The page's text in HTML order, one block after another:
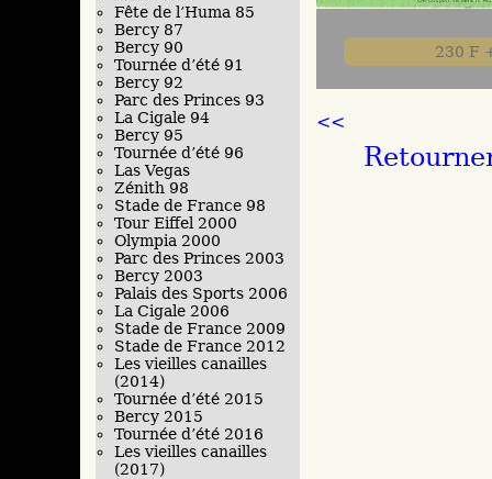
230 F
<<
Fête de l’Huma 85
Bercy 87
Bercy 90
Tournée d’été 91
Bercy 92
Parc des Princes 93
La Cigale 94
Bercy 95
Tournée d’été 96
Las Vegas
Zénith 98
Stade de France 98
Tour Eiffel 2000
Olympia 2000
Parc des Princes 2003
Bercy 2003
Palais des Sports 2006
La Cigale 2006
Stade de France 2009
Stade de France 2012
Les vieilles canailles
(2014)
Tournée d’été 2015
Bercy 2015
Tournée d’été 2016
Les vieilles canailles
(2017)